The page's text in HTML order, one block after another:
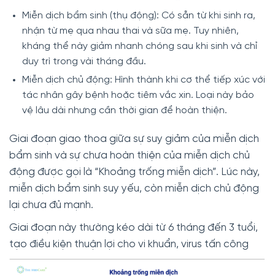
Miễn dịch bẩm sinh (thụ động): Có sẵn từ khi sinh ra,
nhận từ mẹ qua nhau thai và sữa mẹ. Tuy nhiên,
kháng thể này giảm nhanh chóng sau khi sinh và chỉ
duy trì trong vài tháng đầu.
Miễn dịch chủ động: Hình thành khi cơ thể tiếp xúc với
tác nhân gây bệnh hoặc tiêm vắc xin. Loại này bảo
vệ lâu dài nhưng cần thời gian để hoàn thiện.
Giai đoạn giao thoa giữa sự suy giảm của miễn dịch
bẩm sinh và sự chưa hoàn thiện của miễn dịch chủ
động được gọi là “Khoảng trống miễn dịch”. Lúc này,
miễn dịch bẩm sinh suy yếu, còn miễn dịch chủ động
lại chưa đủ mạnh.
Giai đoạn này thường kéo dài từ 6 tháng đến 3 tuổi,
tạo điều kiện thuận lợi cho vi khuẩn, virus tấn công